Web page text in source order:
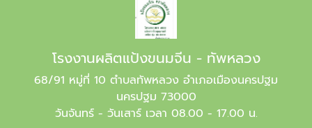
โรงงานผลิตแป้งขนมจีน - ทัพหลวง
68/91 หมู่ที่ 10 ตำบลทัพหลวง อำเภอเมืองนครปฐม
นครปฐม 73000
วันจันทร์ - วันเสาร์ เวลา 08.00 - 17.00 น.